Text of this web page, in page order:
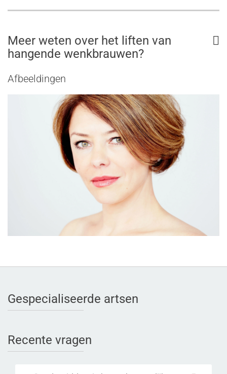
Meer weten over het liften van
hangende wenkbrauwen?
Afbeeldingen
Gespecialiseerde artsen
Recente vragen